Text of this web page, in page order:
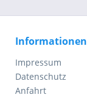
Informationen
Impressum
Datenschutz
Anfahrt